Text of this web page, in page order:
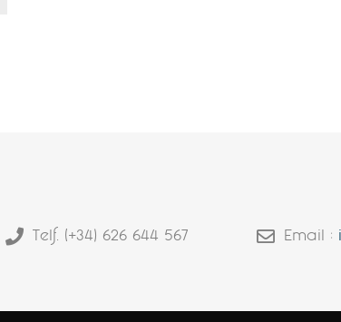
Telf. (+34) 626 644 567 Email :